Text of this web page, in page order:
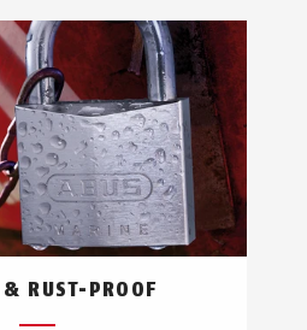
& RUST-PROOF